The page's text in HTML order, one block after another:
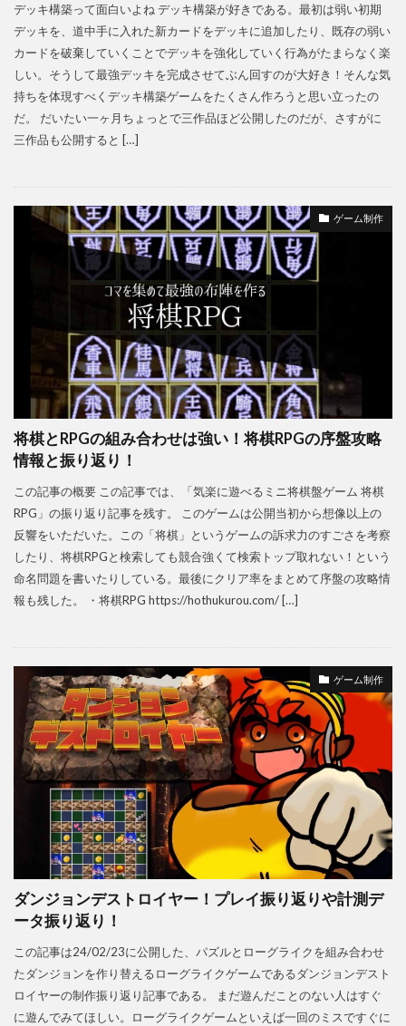
デッキ構築って面白いよね デッキ構築が好きである。最初は弱い初期
デッキを、道中手に入れた新カードをデッキに追加したり、既存の弱い
カードを破棄していくことでデッキを強化していく行為がたまらなく楽
しい。そうして最強デッキを完成させてぶん回すのが大好き！そんな気
持ちを体現すべくデッキ構築ゲームをたくさん作ろうと思い立ったの
だ。 だいたい一ヶ月ちょっとで三作品ほど公開したのだが、さすがに
三作品も公開すると […]
ゲーム制作
将棋とRPGの組み合わせは強い！将棋RPGの序盤攻略
情報と振り返り！
この記事の概要 この記事では、「気楽に遊べるミニ将棋盤ゲーム 将棋
RPG」の振り返り記事を残す。 このゲームは公開当初から想像以上の
反響をいただいた。この「将棋」というゲームの訴求力のすごさを考察
したり、将棋RPGと検索しても競合強くて検索トップ取れない！という
命名問題を書いたりしている。最後にクリア率をまとめて序盤の攻略情
報も残した。 ・将棋RPG https://hothukurou.com/ […]
ゲーム制作
ダンジョンデストロイヤー！プレイ振り返りや計測デ
ータ振り返り！
この記事は24/02/23に公開した、パズルとローグライクを組み合わせ
たダンジョンを作り替えるローグライクゲームであるダンジョンデスト
ロイヤーの制作振り返り記事である。 まだ遊んだことのない人はすぐ
に遊んでみてほしい。ローグライクゲームといえば一回のミスですぐに